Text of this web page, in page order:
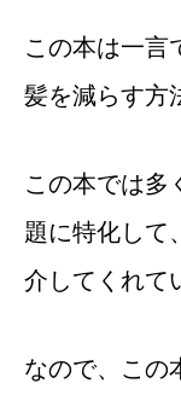
この本は一言
髪を減らす方
この本では多
題に特化して
介してくれて
なので、この